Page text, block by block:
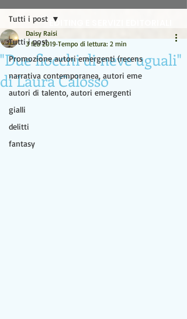
EDITING E SERVIZI EDITORIALI
Tutti i post
Promozione autori emergenti (recens
narrativa contemporanea, autori eme
autori di talento, autori emergenti
gialli
delitti
fantasy
Tutti i post
"Due fiocchi di neve uguali"
di Laura Calosso
Daisy Raisi
3 feb 2019 Tempo di lettura: 2 min